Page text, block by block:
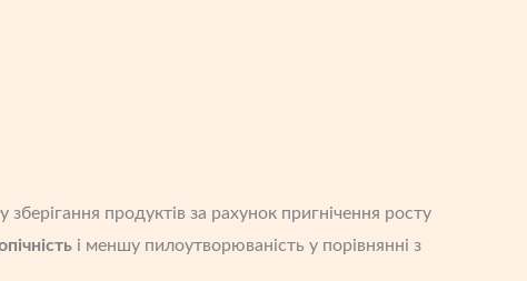
продуктів за рахунок пригнічення росту
і меншу пилоутворюваність у порівнянні з